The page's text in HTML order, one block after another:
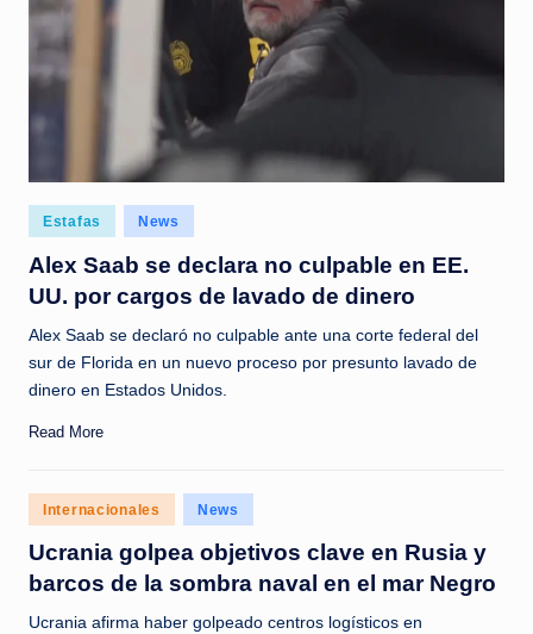
o
ti
a
s
a
l
i
n
s
a
n
t
e
Posted
in
Estafas News
Alex Saab se declara no culpable en EE.
UU. por cargos de lavado de dinero
Alex Saab se declaró no culpable ante una corte federal del
sur de Florida en un nuevo proceso por presunto lavado de
dinero en Estados Unidos.
Read More
Posted
in
Internacionales News
Ucrania golpea objetivos clave en Rusia y
barcos de la sombra naval en el mar Negro
Ucrania afirma haber golpeado centros logísticos en